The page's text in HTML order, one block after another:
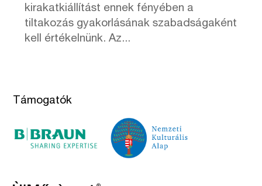
kirakatkiállítást ennek fényében a
tiltakozás gyakorlásának szabadságaként
kell értékelnünk. Az...
Támogatók